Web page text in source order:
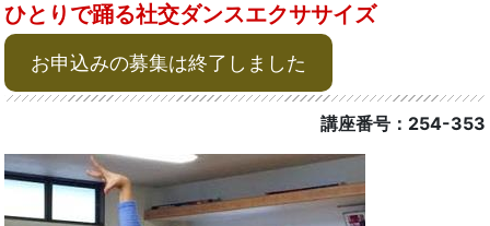
ひとりで踊る社交ダンスエクササイズ
お申込みの募集は終了しました
講座番号：254-353